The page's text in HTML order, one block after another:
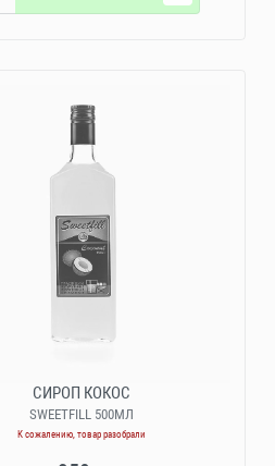
СИРОП КОКОС
SWEETFILL 500МЛ
К сожалению, товар разобрали